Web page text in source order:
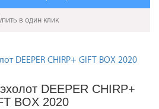
в один клик
DEEPER CHIRP+
BOX 2020